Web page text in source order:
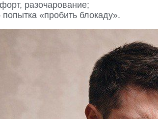
разочарование;
«пробить блокаду».